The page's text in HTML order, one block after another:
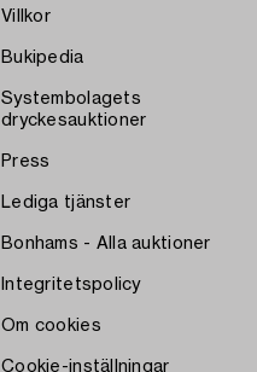
Villkor
Bukipedia
Systembolagets
dryckesauktioner
Press
Lediga tjänster
Bonhams - Alla auktioner
Integritetspolicy
Om cookies
Cookie-inställningar